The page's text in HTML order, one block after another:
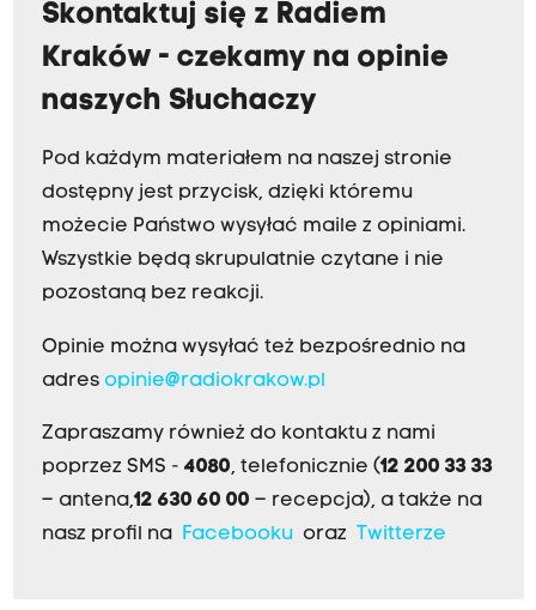
Skontaktuj się z Radiem
Kraków - czekamy na opinie
naszych Słuchaczy
Pod każdym materiałem na naszej stronie
dostępny jest przycisk, dzięki któremu
możecie Państwo wysyłać maile z opiniami.
Wszystkie będą skrupulatnie czytane i nie
pozostaną bez reakcji.
Opinie można wysyłać też bezpośrednio na
adres opinie@radiokrakow.pl
Zapraszamy również do kontaktu z nami
poprzez SMS - 4080, telefonicznie (12 200 33 33
– antena,12 630 60 00 – recepcja), a także na
nasz profil na
Facebookuoraz Twitterze